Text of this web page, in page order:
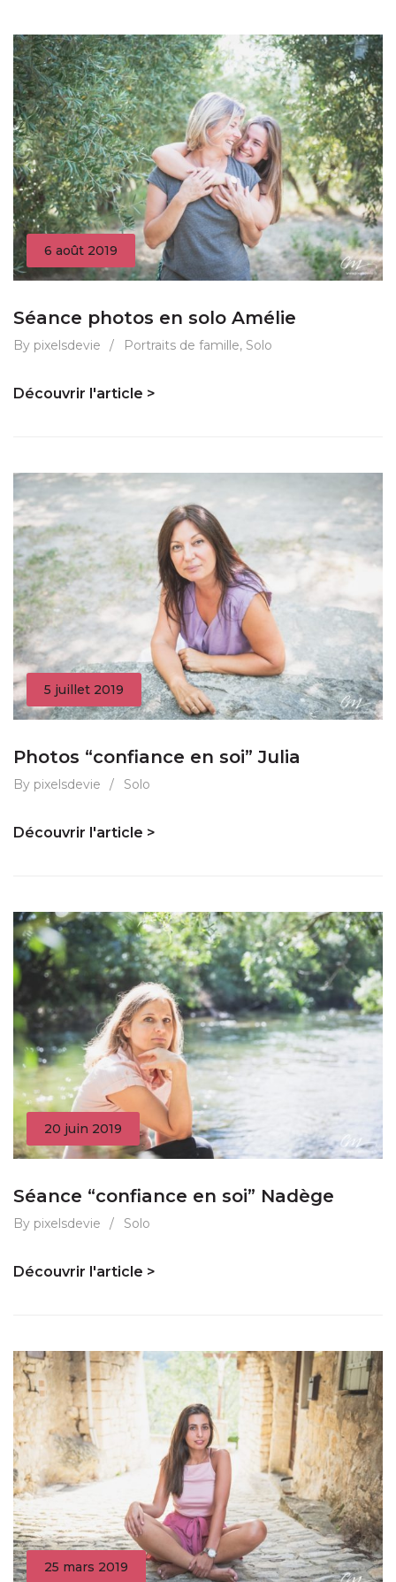
6 août 2019
Séance photos en solo Amélie
By pixelsdevie / Portraits de famille, Solo
Découvrir l'article >
5 juillet 2019
Photos “confiance en soi” Julia
By pixelsdevie / Solo
Découvrir l'article >
20 juin 2019
Séance “confiance en soi” Nadège
By pixelsdevie / Solo
Découvrir l'article >
25 mars 2019